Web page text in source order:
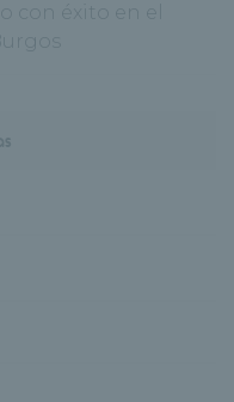
con éxito en el